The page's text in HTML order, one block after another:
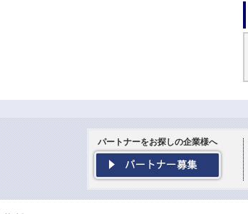
パートナーをお探しの企業様へ